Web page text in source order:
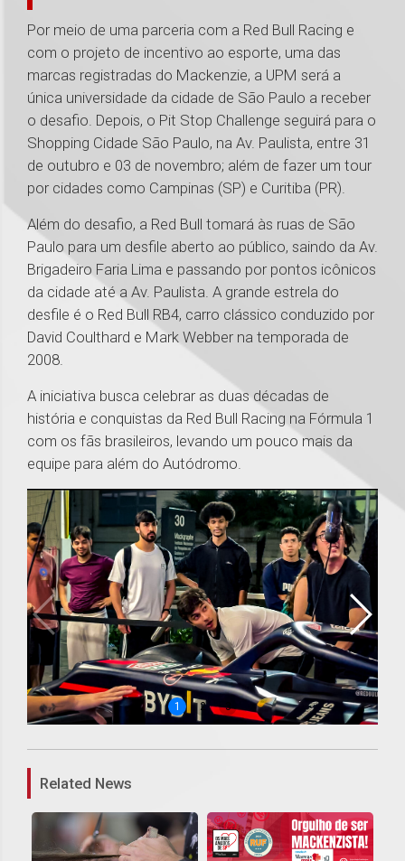
Por meio de uma parceria com a Red Bull Racing e
com o projeto de incentivo ao esporte, uma das
marcas registradas do Mackenzie, a UPM será a
única universidade da cidade de São Paulo a receber
o desafio. Depois, o Pit Stop Challenge seguirá para o
Shopping Cidade São Paulo, na Av. Paulista, entre 31
de outubro e 03 de novembro; além de fazer um tour
por cidades como Campinas (SP) e Curitiba (PR).
Além do desafio, a Red Bull tomará às ruas de São
Paulo para um desfile aberto ao público, saindo da Av.
Brigadeiro Faria Lima e passando por pontos icônicos
da cidade até a Av. Paulista. A grande estrela do
desfile é o Red Bull RB4, carro clássico conduzido por
David Coulthard e Mark Webber na temporada de
2008.
A iniciativa busca celebrar as duas décadas de
história e conquistas da Red Bull Racing na Fórmula 1
com os fãs brasileiros, levando um pouco mais da
equipe para além do Autódromo.
1 2 3
Related News